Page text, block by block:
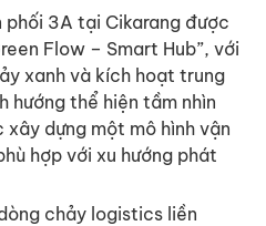
phối 3A tại Cikarang được
Flow – Smart Hub”, với
xanh và kích hoạt trung
hướng thể hiện tầm nhìn
dựng một mô hình vận
hợp với xu hướng phát
chảy logistics liền